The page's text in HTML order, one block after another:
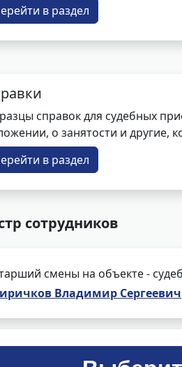
в раздел
справок для судебных
о занятости и другие,
в раздел
сотрудников
смены на объекте -
Владимир Сергеевич